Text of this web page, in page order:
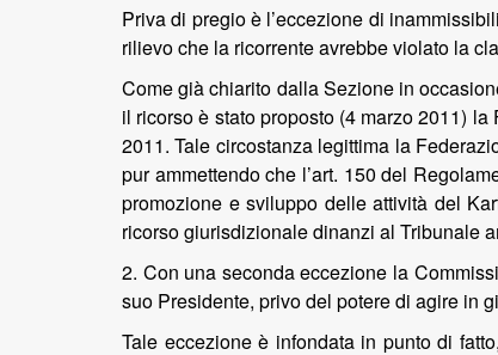
Priva di pregio è l’eccezione di
rilievo che la ricorrente avrebbe violato la
Come già chiarito dalla Sezione in
il ricorso è stato proposto (4 marzo 2011)
2011. Tale circostanza legittima la
pur ammettendo che l’art. 150 del
promozione e sviluppo delle attività del
ricorso giurisdizionale dinanzi al Tribunale
2. Con una seconda eccezione la
suo Presidente, privo del potere di agire in
Tale eccezione è infondata in punto di